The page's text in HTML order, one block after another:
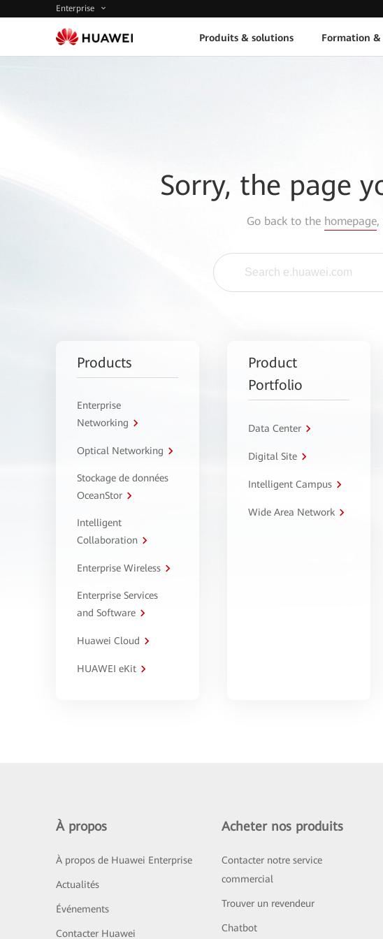
Enterprise
Produits & solutions Formation
Sorry, the page
Go back to the homepage,
Products
Enterprise
Networking
Optical Networking
Stockage de données
OceanStor
Intelligent
Collaboration
Enterprise Wireless
Enterprise Services
and Software
Huawei Cloud
HUAWEI eKit
Product
Portfolio
Data Center
Digital Site
Intelligent Campus
Wide Area Network
À propos
À propos de Huawei Enterprise
Actualités
Événements
Contacter Huawei
Acheter nos produits
Contacter notre service
commercial
Trouver un revendeur
Chatbot